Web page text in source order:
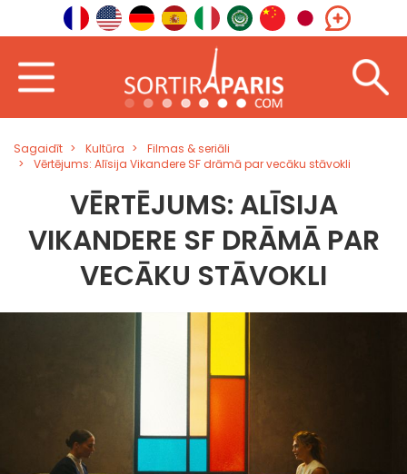
Sagaidīt Kultūra
Filmas & seriāli
Vērtējums: Alīsija Vikandere SF drāmā par vecāku stāvokli
VĒRTĒJUMS: ALĪSIJA
VIKANDERE SF DRĀMĀ PAR
VECĀKU STĀVOKLI